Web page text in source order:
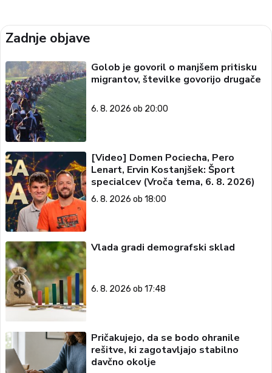
Zadnje objave
Golob je govoril o manjšem pritisku
migrantov, številke govorijo drugače
6. 8. 2026 ob 20:00
[Video] Domen Pociecha, Pero
Lenart, Ervin Kostanjšek: Šport
specialcev (Vroča tema, 6. 8. 2026)
6. 8. 2026 ob 18:00
Vlada gradi demografski sklad
6. 8. 2026 ob 17:48
Pričakujejo, da se bodo ohranile
rešitve, ki zagotavljajo stabilno
davčno okolje